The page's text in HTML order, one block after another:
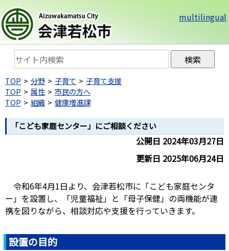
multilingual
TOP 分野 子育て
子育て支援
TOP
属性
市民の方へ
TOP
組織 健康増進課
「こども家庭センター」にご相談ください
公開日 2024年03月27日
更新日 2025年06月24日
令和6年4月1日より、会津若松市に「こども家庭センタ
ー」を設置し、「児童福祉」と「母子保健」の両機能が連
携を図りながら、相談対応や支援を行っていきます。
設置の目的